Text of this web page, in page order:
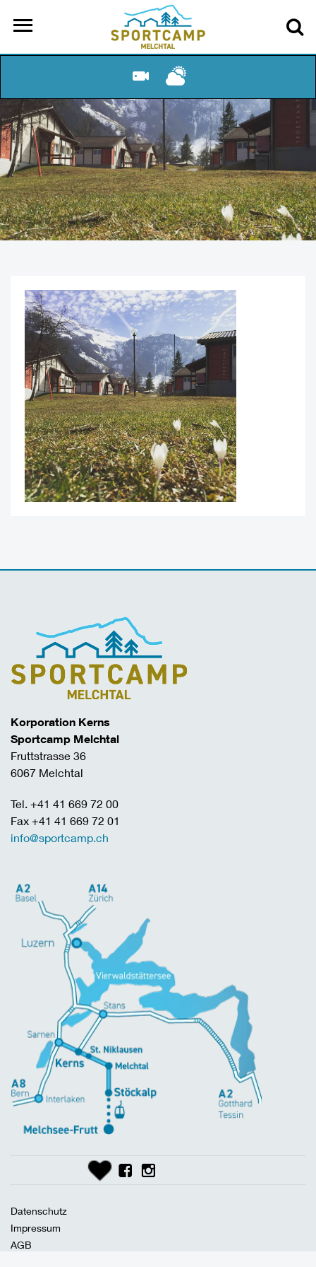
Korporation Kerns
Sportcamp Melchtal
Fruttstrasse 36
6067 Melchtal
Tel. +41 41 669 72 00
Fax +41 41 669 72 01
info@sportcamp.ch
Datenschutz
Impressum
AGB